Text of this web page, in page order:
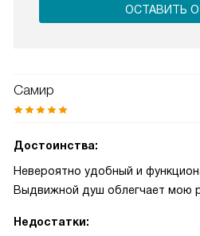
ОСТАВИТЬ
Самир
Достоинства:
Невероятно удобный и
Выдвижной душ облегчает мою
Недостатки: